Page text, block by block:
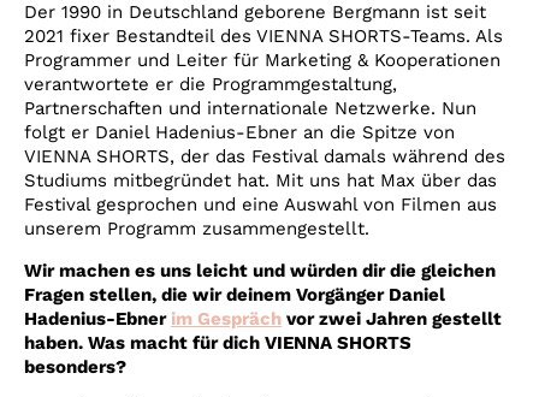
Der 1990 in Deutschland geborene Bergmann ist seit
2021 fixer Bestandteil des VIENNA SHORTS-Teams. Als
Programmer und Leiter für Marketing & Kooperationen
verantwortete er die Programmgestaltung,
Partnerschaften und internationale Netzwerke. Nun
folgt er Daniel Hadenius-Ebner an die Spitze von
VIENNA SHORTS, der das Festival damals während des
Studiums mitbegründet hat. Mit uns hat Max über das
Festival gesprochen und eine Auswahl von Filmen aus
unserem Programm zusammengestellt.
Wir machen es uns leicht und würden dir die gleichen
Fragen stellen, die wir deinem Vorgänger Daniel
Hadenius-Ebner im Gespräch vor zwei Jahren gestellt
haben. Was macht für dich VIENNA SHORTS
besonders?